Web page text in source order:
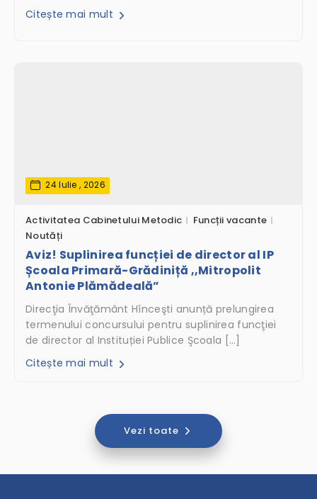
Citește mai mult
24 Iulie , 2026
Activitatea Cabinetului Metodic
Funcții vacante
Noutăți
Aviz! Suplinirea funcției de director al IP
Școala Primară-Grădiniță ,,Mitropolit
Antonie Plămădeală”
Direcţia Învăţământ Hînceşti anunță prelungirea
termenului concursului pentru suplinirea funcţiei
de director al Instituției Publice Şcoala […]
Citește mai mult
Vezi toate